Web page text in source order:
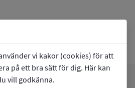
vi kakor (cookies) för att
på ett bra sätt för dig. Här kan
vill godkänna.
tillgänglig